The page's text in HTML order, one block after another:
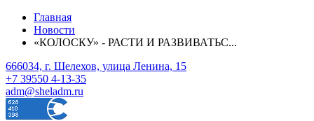
Главная
Новости
«КОЛОСКУ» - РАСТИ И РАЗВИВАТЬС...
666034, г. Шелехов, улица Ленина, 15
+7 39550 4-13-35
adm@sheladm.ru